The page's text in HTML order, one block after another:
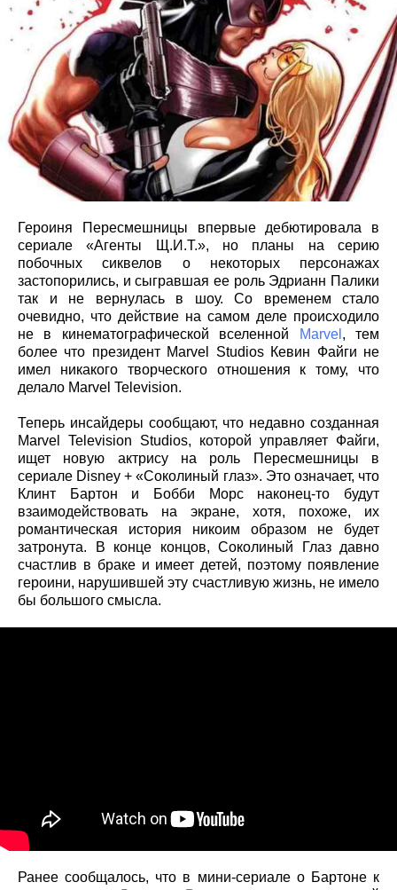
Героиня Пересмешницы впервые дебютировала в
сериале «Агенты Щ.И.Т.», но планы на серию
побочных сиквелов о некоторых персонажах
застопорились, и сыгравшая ее роль Эдрианн Палики
так и не вернулась в шоу. Со временем стало
очевидно, что действие на самом деле происходило
не в кинематографической вселенной
Marvel , тем
более что президент Marvel Studios Кевин Файги не
имел никакого творческого отношения к тому, что
делало Marvel Television.
Теперь инсайдеры сообщают, что недавно созданная
Marvel Television Studios, которой управляет Файги,
ищет новую актрису на роль Пересмешницы в
сериале Disney + «Соколиный глаз». Это означает, что
Клинт Бартон и Бобби Морс наконец-то будут
взаимодействовать на экране, хотя, похоже, их
романтическая история никоим образом не будет
затронута. В конце концов, Соколиный Глаз давно
счастлив в браке и имеет детей, поэтому появление
героини, нарушившей эту счастливую жизнь, не имело
бы большого смысла.
Ранее сообщалось, что в мини-сериале о Бартоне к